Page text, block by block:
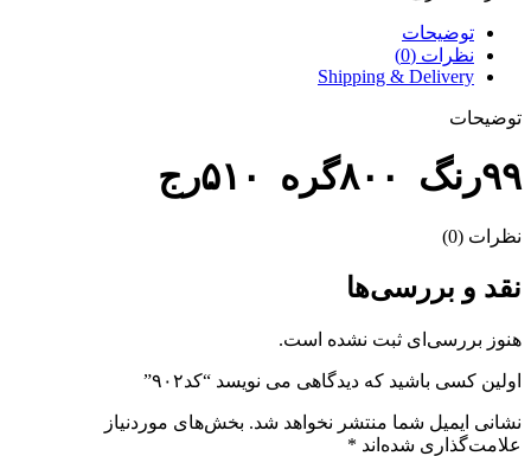
توضیحات
نظرات (0)
Shipping & Delivery
توضیحات
۹۹رنگ ۸۰۰گره ۵۱۰رج
نظرات (0)
نقد و بررسی‌ها
هنوز بررسی‌ای ثبت نشده است.
اولین کسی باشید که دیدگاهی می نویسد “کد۹۰۲”
نشانی ایمیل شما منتشر نخواهد شد. بخش‌های موردنیاز
علامت‌گذاری شده‌اند *